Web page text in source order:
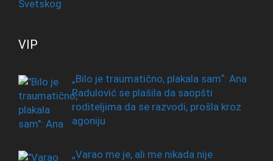
VIP
„Bilo je traumatično, plakala sam“: Ana
Radulović se plašila da saopšti
roditeljima da se razvodi, prošla kroz
agoniju
„Varao me je, ali me nikada nije